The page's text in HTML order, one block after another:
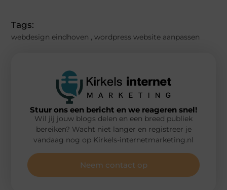
Tags:
webdesign eindhoven ,wordpress website aanpassen
Stuur ons een bericht en we reageren snel!
Wil jij jouw blogs delen en een breed publiek
bereiken? Wacht niet langer en registreer je
vandaag nog op Kirkels-internetmarketing.nl
Neem contact op